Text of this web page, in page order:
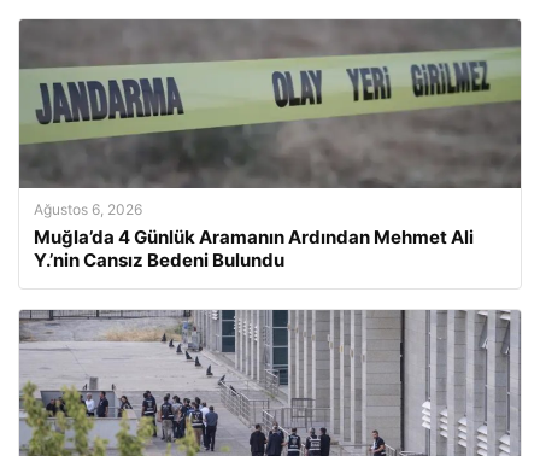
Ağustos 6, 2026
Muğla’da 4 Günlük Aramanın Ardından Mehmet Ali
Y.’nin Cansız Bedeni Bulundu